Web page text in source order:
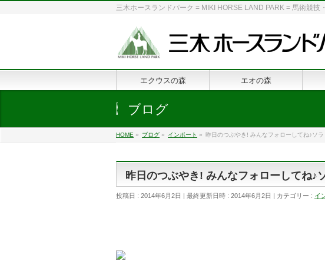
三木ホースランドパーク = MIKI HORSE LAND PARK = 馬術競
エクウスの森 エオの森
ブログ
HOME » ブログ » インポート » 昨日のつぶやき! みんなフォローしてね♪ソラ
昨日のつぶやき! みんなフォローしてね♪
投稿日 : 2014年6月2日 最終更新日時 : 2014年6月2日 カテゴリー : イ